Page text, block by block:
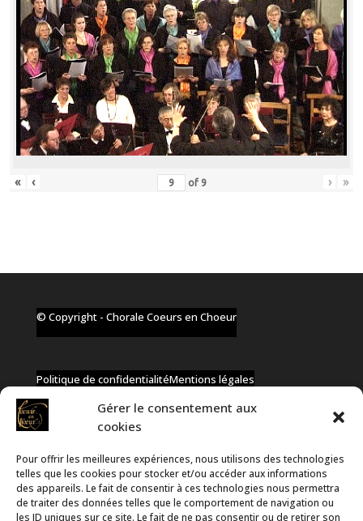
Gérer le consentement aux
cookies
Pour offrir les meilleures expériences, nous utilisons des technologies
telles que les cookies pour stocker et/ou accéder aux informations
des appareils. Le fait de consentir à ces technologies nous permettra
de traiter des données telles que le comportement de navigation ou
les ID uniques sur ce site. Le fait de ne pas consentir ou de retirer son
« ‹ of 9 › »
© Copyright - Chorale Coeurs en Choeur
Politique de confidentialitéMentions légales
✆ +32 477 91 58 46
✉ infos@coeurs-en-choeur.be